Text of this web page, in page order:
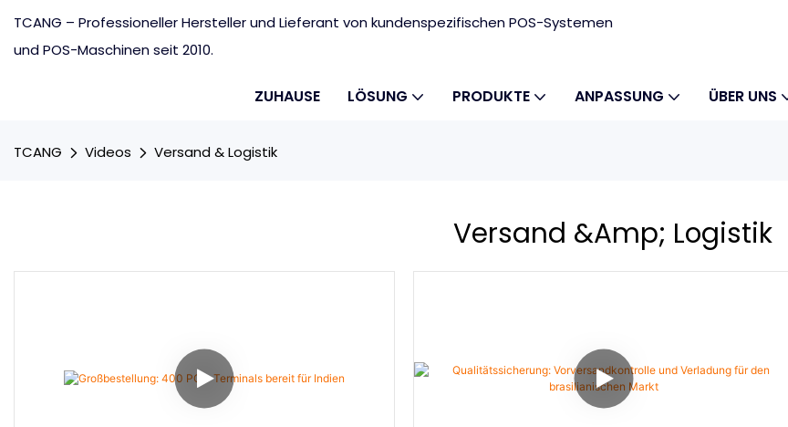
TCANG – Professioneller Hersteller und Lieferant von kundenspezifischen POS-Systemen
und POS-Maschinen seit 2010.
ZUHAUSE LÖSUNG PRODUKTE ANPASSUNG ÜBER UNS
TCANG Videos Versand & Logistik
Versand &amp; Logistik